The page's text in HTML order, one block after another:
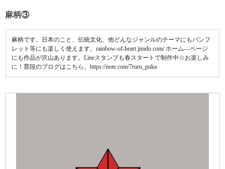
麻柄③
麻柄です。日本のこと、伝統文化、他どんなジャンルのテーマにもパンフ
レット等にも楽しく使えます。rainbow-of-heart.jimdo.com/ ホーム―ページ
にも作品が沢山あります。Lineスタンプも春スタートで制作中☆お楽しみ
に！普段のブログはこちら。https://note.com/7ruru_puka